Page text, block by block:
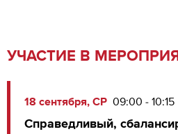
УЧАСТИЕ В
18 сентября, СР 09:00 - 10:15
Справедливый,